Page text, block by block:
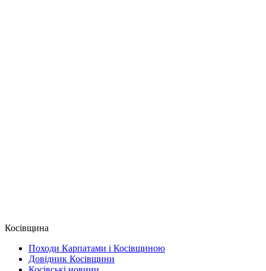
Косівщина
Походи Карпатами і Косівщиною
Довідник Косівщини